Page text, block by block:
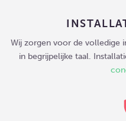
Wij zorgen voor de volledige
in begrijpelijke taal.